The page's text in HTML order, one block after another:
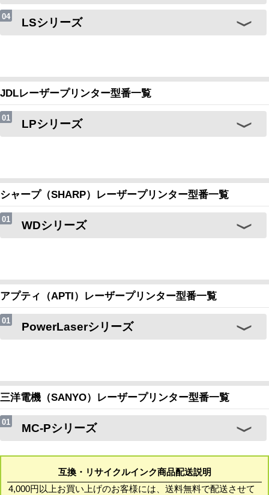
LSシリーズ
JDLレーザープリンター型番一覧
LPシリーズ
シャープ（SHARP）レーザープリンター型番一覧
WDシリーズ
アプティ（APTI）レーザープリンター型番一覧
PowerLaserシリーズ
三洋電機（SANYO）レーザープリンター型番一覧
MC-Pシリーズ
互換・リサイクルインク商品配送説明
4,000円以上お買い上げのお客様には、送料無料で配送させて